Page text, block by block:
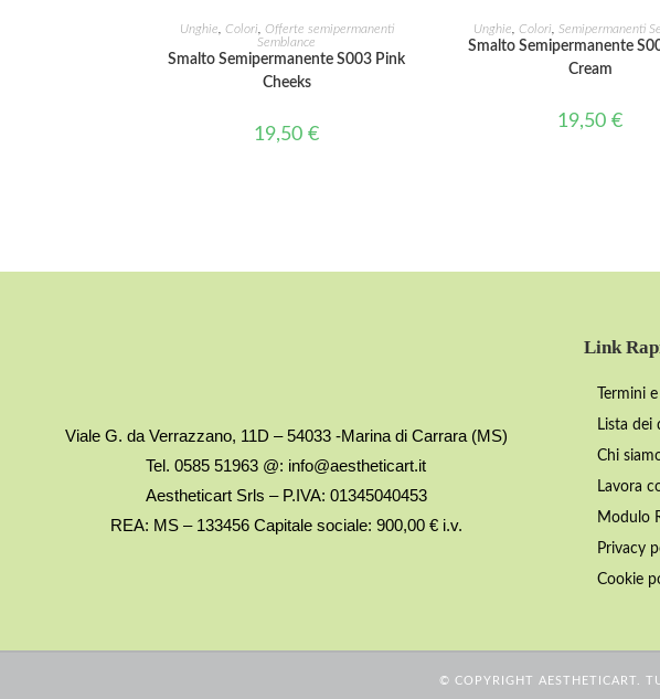
AGGIUNGI AL CARRELLO
Unghie Colori Offerte semipermanenti
Semblance
Smalto Semipermanente S003 Pink
Cheeks
19,50 €
AGGIUNGI AL
Unghie Colori Semipermanenti
Smalto Semipermanente
Cream
19,50 €
Viale G. da Verrazzano, 11D – 54033 -Marina di Carrara (MS)
Tel. 0585 51963 @: info@aestheticart.it
Aestheticart Srls – P.IVA: 01345040453
REA: MS – 133456 Capitale sociale: 900,00 € i.v.
Link
Termini
Lista dei
Chi
Lavora
Modulo
Privacy
Cookie
© COPYRIGHT AESTHETICART.